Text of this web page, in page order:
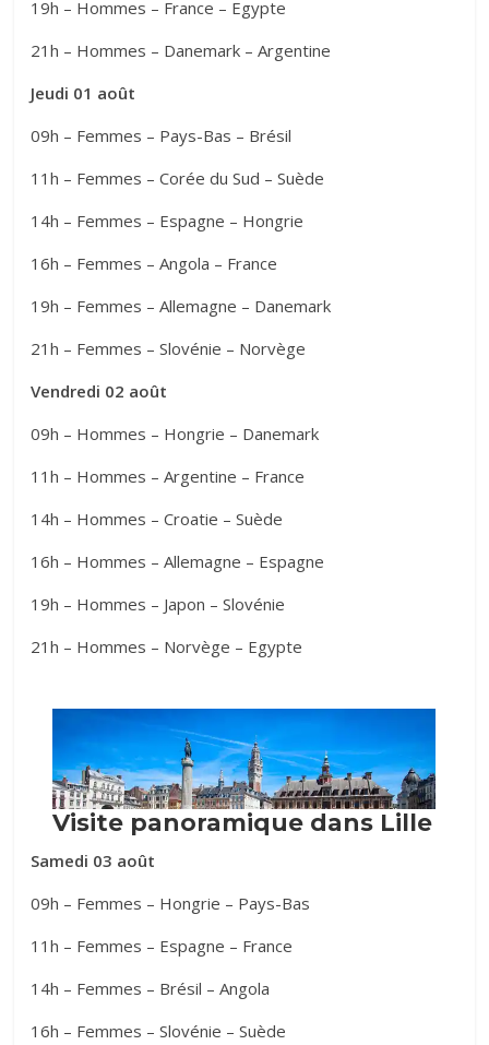
19h – Hommes – France – Egypte
21h – Hommes – Danemark – Argentine
Jeudi 01 août
09h – Femmes – Pays-Bas – Brésil
11h – Femmes – Corée du Sud – Suède
14h – Femmes – Espagne – Hongrie
16h – Femmes – Angola – France
19h – Femmes – Allemagne – Danemark
21h – Femmes – Slovénie – Norvège
Vendredi 02 août
09h – Hommes – Hongrie – Danemark
11h – Hommes – Argentine – France
14h – Hommes – Croatie – Suède
16h – Hommes – Allemagne – Espagne
19h – Hommes – Japon – Slovénie
21h – Hommes – Norvège – Egypte
Samedi 03 août
09h – Femmes – Hongrie – Pays-Bas
11h – Femmes – Espagne – France
14h – Femmes – Brésil – Angola
16h – Femmes – Slovénie – Suède